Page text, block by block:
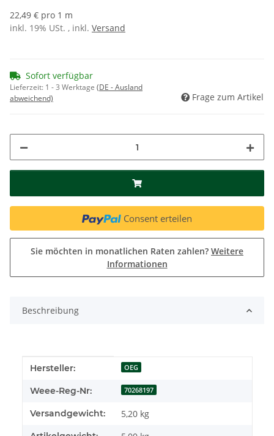
22,49 € pro 1 m
inkl. 19% USt. , inkl. Versand
Sofort verfügbar
Lieferzeit: 1 - 3 Werktage (DE - Ausland
abweichend)
Frage zum Artikel
Consent erteilen
Sie möchten in monatlichen Raten zahlen? Weitere
Informationen
Beschreibung
Produkteigenschaft
Wert
Hersteller: OEG
Weee-Reg-Nr: 70268197
Versandgewicht: 5,20 kg